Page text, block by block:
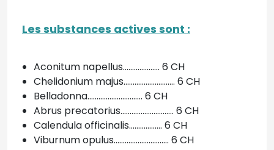
Les substances actives sont :
Aconitum napellus.................... 6 CH
Chelidonium majus............................ 6 CH
Belladonna.............................. 6 CH
Abrus precatorius............................. 6 CH
Calendula officinalis.................. 6 CH
Viburnum opulus.............................. 6 CH